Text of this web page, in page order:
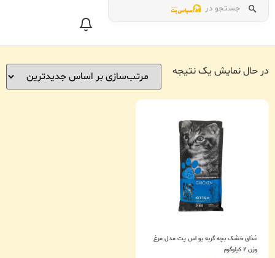
جستجو در
در حال نمایش یک نتیجه
غذای خشک بچه گربه یو اس پت مدل مرغ
وزن ۲ کیلوگرم